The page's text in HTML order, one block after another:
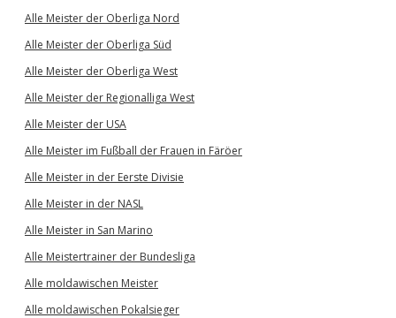
Alle Meister der Oberliga Nord
Alle Meister der Oberliga Süd
Alle Meister der Oberliga West
Alle Meister der Regionalliga West
Alle Meister der USA
Alle Meister im Fußball der Frauen in Färöer
Alle Meister in der Eerste Divisie
Alle Meister in der NASL
Alle Meister in San Marino
Alle Meistertrainer der Bundesliga
Alle moldawischen Meister
Alle moldawischen Pokalsieger